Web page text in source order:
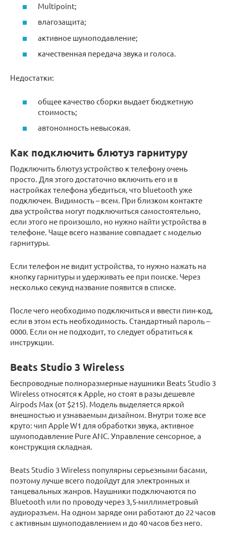
Multipoint;
влагозащита;
активное шумоподавление;
качественная передача звука и голоса.
Недостатки:
общее качество сборки выдает бюджетную
стоимость;
автономность невысокая.
Как подключить блютуз гарнитуру
Подключить блютуз устройство к телефону очень
просто. Для этого достаточно включить его и в
настройках телефона убедиться, что bluetooth уже
подключен. Видимость – всем. При близком контакте
два устройства могут подключиться самостоятельно,
если этого не произошло, но нужно найти устройства в
телефоне. Чаще всего название совпадает с моделью
гарнитуры.
Если телефон не видит устройства, то нужно нажать на
кнопку гарнитуры и удерживать ее при поиске. Через
несколько секунд название появится в списке.
После чего необходимо подключиться и ввести пин-код,
если в этом есть необходимость. Стандартный пароль –
0000. Если он не подходит, то следует обратиться к
инструкции.
Beats Studio 3 Wireless
Беспроводные полноразмерные наушники Beats Studio 3
Wireless относятся к Apple, но стоят в разы дешевле
Airpods Max (от $215). Модель выделяется яркой
внешностью и узнаваемым дизайном. Внутри тоже все
круто: чип Apple W1 для обработки звука, активное
шумоподавление Pure ANC. Управление сенсорное, а
конструкция складная.
Beats Studio 3 Wireless популярны серьезными басами,
поэтому лучше всего подойдут для электронных и
танцевальных жанров. Наушники подключаются по
Bluetooth или по проводу через 3,5-миллиметровый
аудиоразъем. На одном заряде они работают до 22 часов
с активным шумоподавлением и до 40 часов без него.